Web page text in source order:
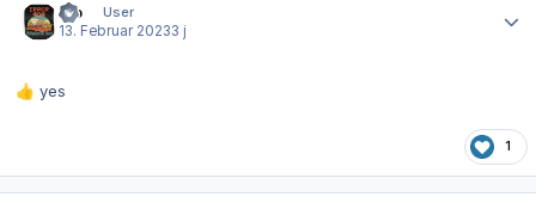
clo
User
13. Februar 20233 j
👍 yes
1